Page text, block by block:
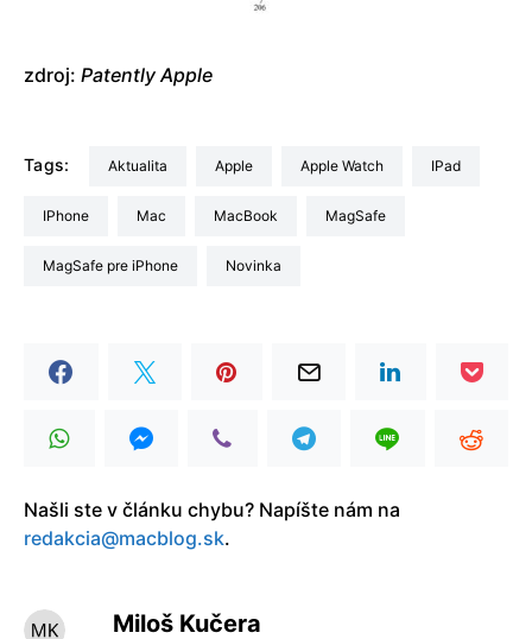
zdroj: Patently Apple
Tags: aktualita Apple Apple Watch iPad
iPhone Mac MacBook MagSafe
MagSafe pre iPhone Novinka
Našli ste v článku chybu? Napíšte nám na
redakcia@macblog.sk.
Miloš Kučera